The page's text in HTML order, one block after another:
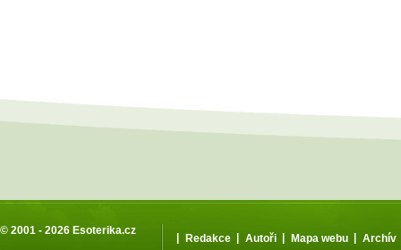
© 2001 - 2026 Esoterika.cz
| Redakce | Autoři | Mapa webu | Archív